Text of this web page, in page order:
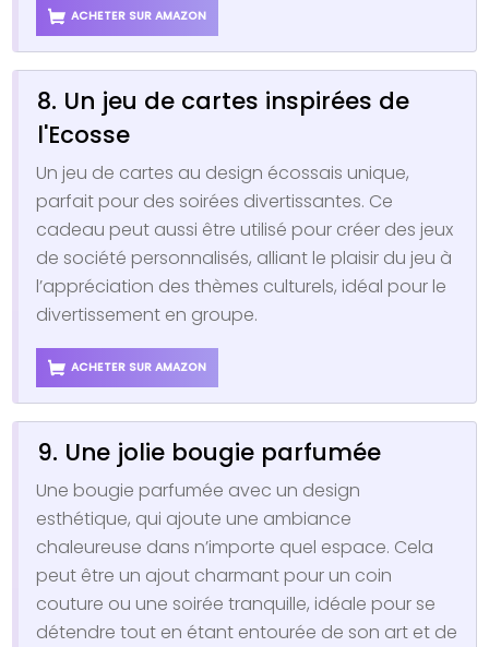
ACHETER SUR AMAZON
8. Un jeu de cartes inspirées de
l'Ecosse
Un jeu de cartes au design écossais unique,
parfait pour des soirées divertissantes. Ce
cadeau peut aussi être utilisé pour créer des jeux
de société personnalisés, alliant le plaisir du jeu à
l’appréciation des thèmes culturels, idéal pour le
divertissement en groupe.
ACHETER SUR AMAZON
9. Une jolie bougie parfumée
Une bougie parfumée avec un design
esthétique, qui ajoute une ambiance
chaleureuse dans n’importe quel espace. Cela
peut être un ajout charmant pour un coin
couture ou une soirée tranquille, idéale pour se
détendre tout en étant entourée de son art et de